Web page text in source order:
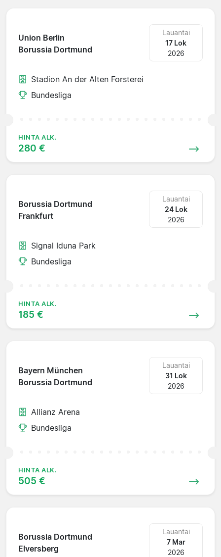
Union Berlin
Borussia Dortmund
Lauantai
17 Lok
2026
Stadion An der Alten Forsterei
Bundesliga
HINTA ALK.
280 €
Borussia Dortmund
Frankfurt
Lauantai
24 Lok
2026
Signal Iduna Park
Bundesliga
HINTA ALK.
185 €
Bayern München
Borussia Dortmund
Lauantai
31 Lok
2026
Allianz Arena
Bundesliga
HINTA ALK.
505 €
Borussia Dortmund
Elversberg
Lauantai
7 Mar
2026